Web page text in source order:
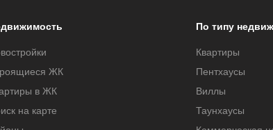
ЖК
в ЖК
на карте
По типу
Квартиры
Пентхаусы
Виллы
Таунхаусы